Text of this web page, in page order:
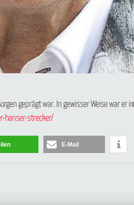
geprägt war. In gewisser Weise war
hanser-strecker/
E-Mail
Vorname oder ganzer Name
Email